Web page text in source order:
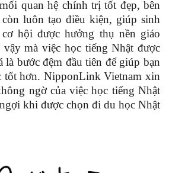
quan hệ chính trị tốt đẹp, bên
luôn tạo điều kiện, giúp sinh
hội được hưởng thụ nền giáo
mà việc học tiếng Nhật được
bước đệm đầu tiên để giúp bạn
tốt hơn. NipponLink Vietnam xin
ngờ của việc học tiếng Nhật
khi được chọn đi du học Nhật